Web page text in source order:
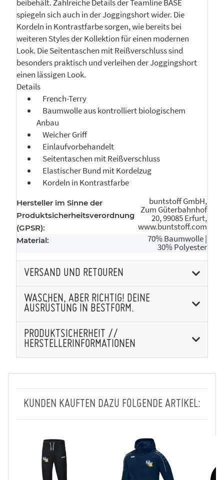
beibehält. Zahlreiche Details der Teamline BASE
spiegeln sich auch in der Joggingshort wider. Die
Kordeln in Kontrastfarbe sorgen, wie bereits bei
weiteren Styles der Kollektion für einen modernen
Look. Die Seitentaschen mit Reißverschluss sind
besonders praktisch und verleihen der Joggingshort
einen lässigen Look.
Details
French-Terry
Baumwolle aus kontrolliert biologischem
Anbau
Weicher Griff
Einlaufvorbehandelt
Seitentaschen mit Reißverschluss
Elastischer Bund mit Kordelzug
Kordeln in Kontrastfarbe
Hersteller im Sinne der
Produktsicherheitsverordnung
(GPSR):
buntstoff GmbH,
Zum Güterbahnhof
20, 99085 Erfurt,
www.buntstoff.com
Material: 70% Baumwolle |
30% Polyester
VERSAND UND RETOUREN
WASCHEN, ABER RICHTIG! DEINE
AUSRÜSTUNG IN BESTFORM.
PRODUKTSICHERHEIT //
HERSTELLERINFORMATIONEN
KUNDEN KAUFTEN DAZU FOLGENDE ARTIKEL: